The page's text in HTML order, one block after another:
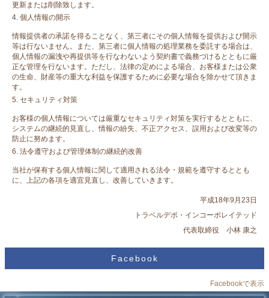
Facebook
Facebookで表示
更新または削除致します。
個人情報の開示
情報提供者の承諾を得ることなく、第三者にその個人情報を提供および開示
等は行ないません。また、第三者に個人情報の処理業務を委託する場合は、
個人情報の漏洩や再提供等を行なわないよう契約書で義務づけるとともに厳
正な管理を行ないます。ただし、法律の定めによる場合、お客様または公衆
の生命、財産等の重大な利益を保護するために必要な場合を除かせて頂きま
す。
セキュリティ対策
お客様の個人情報については厳重なセキュリティ対策を実行するとともに、
システムの継続的見直し、情報の紛失、不正アクセス、誤用および改変等の
防止に努めます。
法令遵守および管理体制の継続的改善
当社が保有する個人情報に関して適用される法令・規範を遵守するととも
に、上記の各項を適宜見直し、改善していきます。
平成18年9月23日
トラベルデポ・インコーポレイテッド
代表取締役 小林 康之